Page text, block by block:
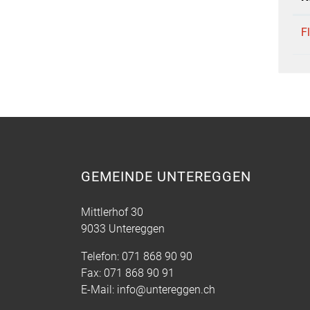
GEMEINDE UNTEREGGEN
Mittlerhof 30
9033 Untereggen
Telefon: 071 868 90 90
Fax: 071 868 90 91
E-Mail: info@untereggen.ch